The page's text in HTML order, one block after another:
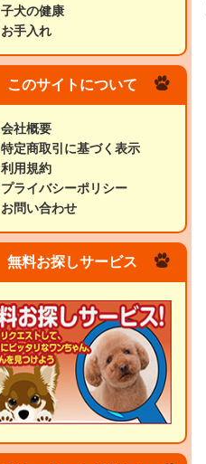
子犬の健康
お手入れ
このサイトについて
会社概要
特定商取引に基づく表示
利用規約
プライバシーポリシー
お問い合わせ
無料お探しサービス